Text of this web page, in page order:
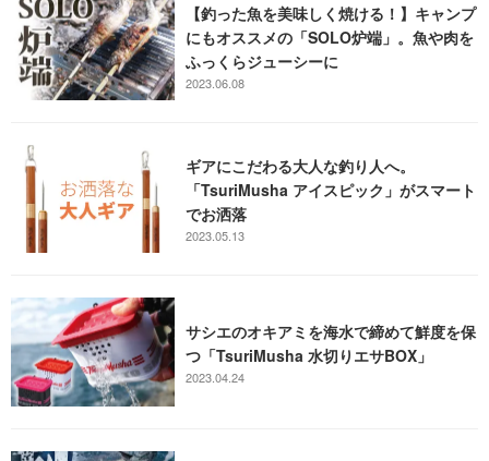
【釣った魚を美味しく焼ける！】キャンプ
にもオススメの「SOLO炉端」。魚や肉を
ふっくらジューシーに
2023.06.08
ギアにこだわる大人な釣り人へ。
「TsuriMusha アイスピック」がスマート
でお洒落
2023.05.13
サシエのオキアミを海水で締めて鮮度を保
つ「TsuriMusha 水切りエサBOX」
2023.04.24